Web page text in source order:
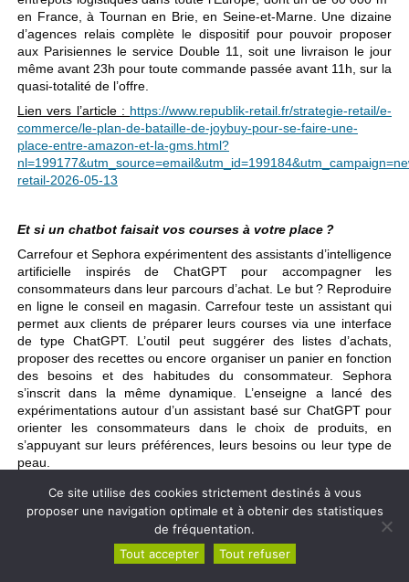
en France, à Tournan en Brie, en Seine-et-Marne. Une dizaine
d’agences relais complète le dispositif pour pouvoir proposer
aux Parisiennes le service Double 11, soit une livraison le jour
même avant 23h pour toute commande passée avant 11h, sur la
quasi-totalité de l’offre.
Lien vers l’article : https://www.republik-retail.fr/strategie-retail/e-
commerce/le-plan-de-bataille-de-joybuy-pour-se-faire-une-
place-entre-amazon-et-la-gms.html?
retail-2026-05-13
Et si un chatbot faisait vos courses à votre place ?
Carrefour et Sephora expérimentent des assistants d’intelligence
artificielle inspirés de ChatGPT pour accompagner les
consommateurs dans leur parcours d’achat. Le but ? Reproduire
en ligne le conseil en magasin. Carrefour teste un assistant qui
permet aux clients de préparer leurs courses via une interface
de type ChatGPT. L’outil peut suggérer des listes d’achats,
proposer des recettes ou encore organiser un panier en fonction
des besoins et des habitudes du consommateur. Sephora
s’inscrit dans la même dynamique. L’enseigne a lancé des
expérimentations autour d’un assistant basé sur ChatGPT pour
orienter les consommateurs dans le choix de produits, en
s’appuyant sur leurs préférences, leurs besoins ou leur type de
peau.
Source : le moniteur des pharmacies.
Ce site utilise des cookies strictement destinés à vous
proposer une navigation optimale et à obtenir des statistiques
de fréquentation.
Tout accepter
Tout refuser